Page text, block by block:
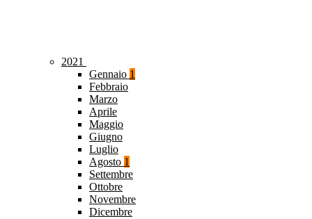
2021
Gennaio 1
Febbraio
Marzo
Aprile
Maggio
Giugno
Luglio
Agosto 1
Settembre
Ottobre
Novembre
Dicembre